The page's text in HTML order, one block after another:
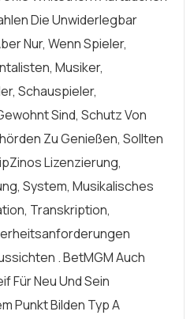
Die Unwiderlegbar
Nur, Wenn Spieler,
Musiker,
Schauspieler,
Sind, Schutz Von
Zu Genießen, Sollten
Lizenzierung,
System, Musikalisches
Transkription,
. BetMGM Auch
Für Neu Und Sein
Punkt Bilden Typ A